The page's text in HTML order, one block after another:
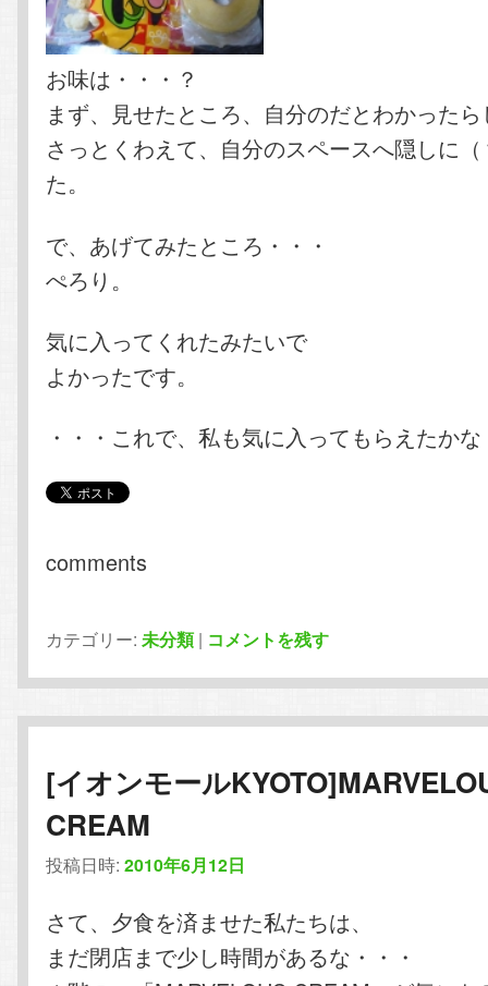
お味は・・・？
まず、見せたところ、自分のだとわかった
さっとくわえて、自分のスペースへ隠しに
た。
で、あげてみたところ・・・
ぺろり。
気に入ってくれたみたいで
よかったです。
・・・これで、私も気に入ってもらえたか
comments
カテゴリー: 未分類 | コメントを残す
[イオンモール
CREAM
投稿日時:2010年6月12日
さて、夕食を済ませた私たちは、
まだ閉店まで少し時間があるな・・・